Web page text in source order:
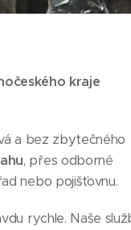
kraje
a bez zbytečného
, přes odborné
nebo pojišťovnu.
rychle. Naše